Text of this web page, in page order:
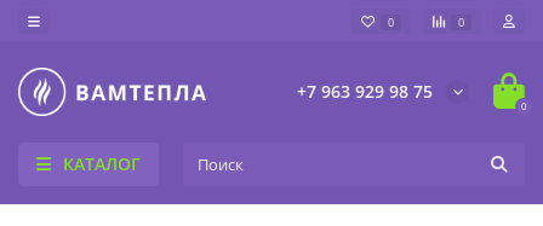
0 0
+7 963 929 98 75
0
КАТАЛОГ